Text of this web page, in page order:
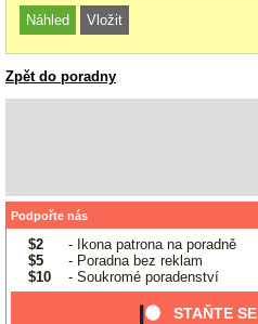
Zpět do poradny
Podpořte nás
$2
- Ikona patrona na poradně
$5
- Poradna bez reklam
$10
- Soukromé poradenství
STAŇTE